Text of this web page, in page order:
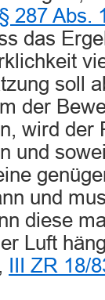
§ 287 Abs.
das
soll
der
wird der
und
und
diese
Luft
III ZR 18/